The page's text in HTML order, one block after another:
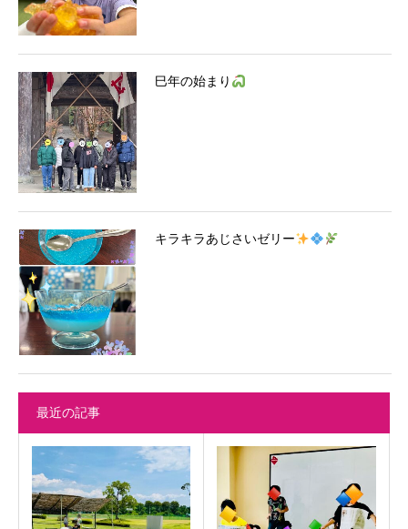
巳年の始まり
キラキラあじさいゼリー
最近の記事